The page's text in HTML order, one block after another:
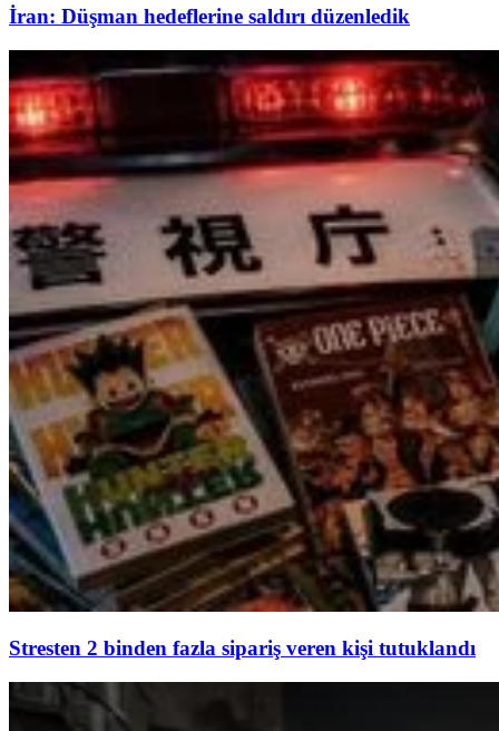
İran: Düşman hedeflerine saldırı düzenledik
Stresten 2 binden fazla sipariş veren kişi tutuklandı